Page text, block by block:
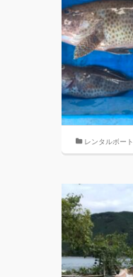
レンタルボート